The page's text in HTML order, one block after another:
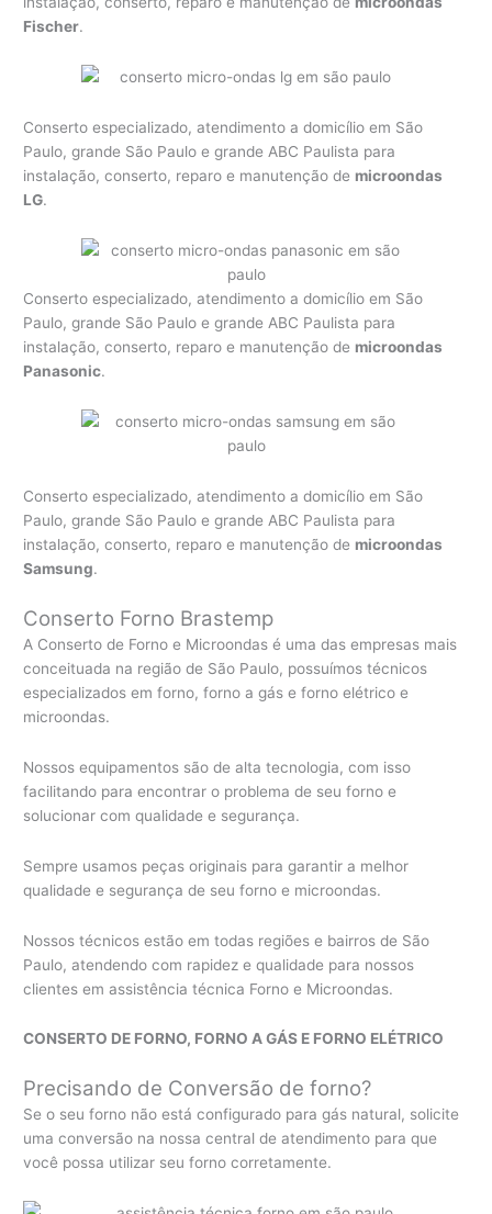
Fischer.
Conserto especializado, atendimento a domicílio em São
Paulo, grande São Paulo e grande ABC Paulista para
instalação, conserto, reparo e manutenção de microondas
LG.
Conserto especializado, atendimento a domicílio em São
Paulo, grande São Paulo e grande ABC Paulista para
instalação, conserto, reparo e manutenção de microondas
Panasonic.
Conserto especializado, atendimento a domicílio em São
Paulo, grande São Paulo e grande ABC Paulista para
instalação, conserto, reparo e manutenção de microondas
Samsung.
Conserto Forno Brastemp
A Conserto de Forno e Microondas é uma das empresas mais
conceituada na região de São Paulo, possuímos técnicos
especializados em forno, forno a gás e forno elétrico e
microondas.
Nossos equipamentos são de alta tecnologia, com isso
facilitando para encontrar o problema de seu forno e
solucionar com qualidade e segurança.
Sempre usamos peças originais para garantir a melhor
qualidade e segurança de seu forno e microondas.
Nossos técnicos estão em todas regiões e bairros de São
Paulo, atendendo com rapidez e qualidade para nossos
clientes em assistência técnica Forno e Microondas.
CONSERTO DE FORNO, FORNO A GÁS E FORNO ELÉTRICO
Precisando de Conversão de forno?
Se o seu forno não está configurado para gás natural, solicite
uma conversão na nossa central de atendimento para que
você possa utilizar seu forno corretamente.